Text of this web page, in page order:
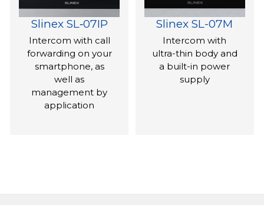
Slinex SL‑07IP
Intercom with call
forwarding on your
smartphone, as
well as
management by
application
Slinex SL-07M
Intercom with
ultra-thin body and
a built-in power
supply